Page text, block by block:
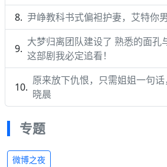
尹峥教科书式偏袒护妻，艾特你
大梦归离团队建设了 熟悉的面孔
这部剧我必定追看！
原来放下仇恨，只需姐姐一句
晓晨
专题
微博之夜